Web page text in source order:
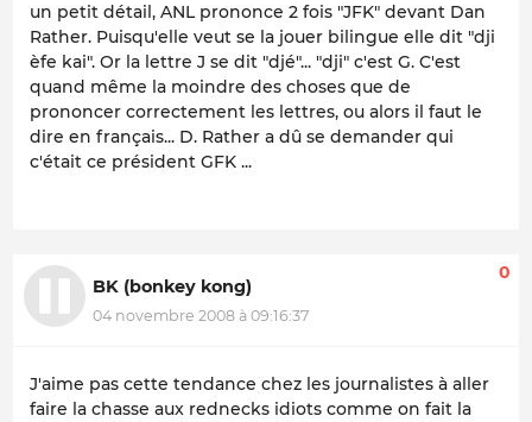
un petit détail, ANL prononce 2 fois "JFK" devant Dan
Rather. Puisqu'elle veut se la jouer bilingue elle dit "dji
èfe kai". Or la lettre J se dit "djé"... "dji" c'est G. C'est
quand même la moindre des choses que de
prononcer correctement les lettres, ou alors il faut le
dire en français... D. Rather a dû se demander qui
c'était ce président GFK ...
BK (bonkey kong)
04 novembre 2008 à 09:16:37
0
J'aime pas cette tendance chez les journalistes à aller
faire la chasse aux rednecks idiots comme on fait la